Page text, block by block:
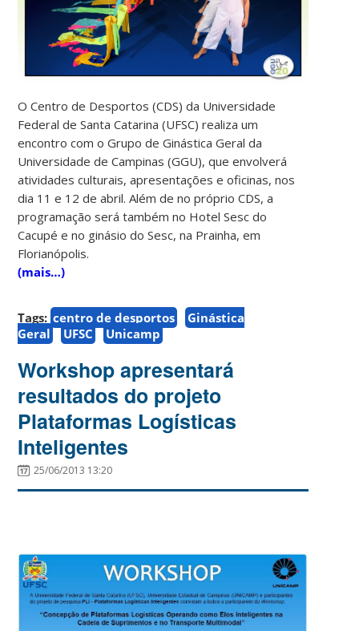
O Centro de Desportos (CDS) da Universidade
Federal de Santa Catarina (UFSC) realiza um
encontro com o Grupo de Ginástica Geral da
Universidade de Campinas (GGU), que envolverá
atividades culturais, apresentações e oficinas, nos
dia 11 e 12 de abril. Além de no próprio CDS, a
programação será também no Hotel Sesc do
Cacupé e no ginásio do Sesc, na Prainha, em
Florianópolis.
(mais…)
Tags: centro de desportos
Ginástica
Geral
UFSC Unicamp
Workshop apresentará
resultados do projeto
Plataformas Logísticas
Inteligentes
25/06/2013 13:20